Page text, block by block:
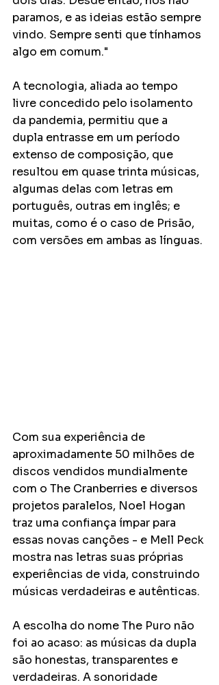
paramos, e as ideias estão sempre
vindo. Sempre senti que tínhamos
algo em comum."
A tecnologia, aliada ao tempo
livre concedido pelo isolamento
da pandemia, permitiu que a
dupla entrasse em um período
extenso de composição, que
resultou em quase trinta músicas,
algumas delas com letras em
português, outras em inglês; e
muitas, como é o caso de Prisão,
com versões em ambas as línguas.
Com sua experiência de
aproximadamente 50 milhões de
discos vendidos mundialmente
com o The Cranberries e diversos
projetos paralelos, Noel Hogan
traz uma confiança ímpar para
essas novas canções - e Mell Peck
mostra nas letras suas próprias
experiências de vida, construindo
músicas verdadeiras e autênticas.
A escolha do nome The Puro não
foi ao acaso: as músicas da dupla
são honestas, transparentes e
verdadeiras. A sonoridade